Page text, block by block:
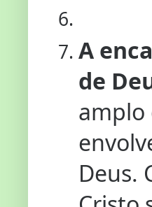
A
de
amplo
Deus.